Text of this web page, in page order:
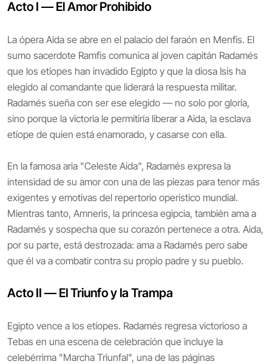
Acto I — El Amor Prohibido
La ópera Aida se abre en el palacio del faraón en Menfis. El
sumo sacerdote Ramfis comunica al joven capitán Radamés
que los etíopes han invadido Egipto y que la diosa Isis ha
elegido al comandante que liderará la respuesta militar.
Radamés sueña con ser ese elegido — no solo por gloria,
sino porque la victoria le permitiría liberar a Aida, la esclava
etíope de quien está enamorado, y casarse con ella.
En la famosa aria "Celeste Aida", Radamés expresa la
intensidad de su amor con una de las piezas para tenor más
exigentes y emotivas del repertorio operístico mundial.
Mientras tanto, Amneris, la princesa egipcia, también ama a
Radamés y sospecha que su corazón pertenece a otra. Aida,
por su parte, está destrozada: ama a Radamés pero sabe
que él va a combatir contra su propio padre y su pueblo.
Acto II — El Triunfo y la Trampa
Egipto vence a los etíopes. Radamés regresa victorioso a
Tebas en una escena de celebración que incluye la
celebérrima "Marcha Triunfal", una de las páginas